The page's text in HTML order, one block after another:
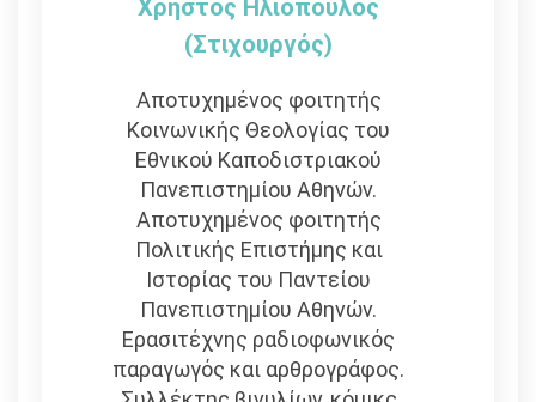
Χρήστος Ηλιόπουλος
(στιχουργός)
Αποτυχημένος φοιτητής
Κοινωνικής Θεολογίας του
Εθνικού Καποδιστριακού
Πανεπιστημίου Αθηνών.
Αποτυχημένος φοιτητής
Πολιτικής Επιστήμης και
Ιστορίας του Παντείου
Πανεπιστημίου Αθηνών.
Ερασιτέχνης ραδιοφωνικός
παραγωγός και αρθρογράφος.